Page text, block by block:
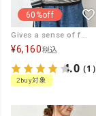
60%off
Gives a sense of fullment｜リメイクデザインZipカーデ [[854122]][C]
¥6,160税込
4.0（1）
2buy対象